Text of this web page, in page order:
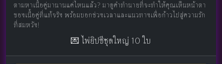
ตามหาเนื้อคู่มานานแค่ไหนแล้ว? มาดูคำทำนายที่จะทำให้คุณเห็นหน้าตา
ของเนื้อคู่ที่แท้จริง พร้อมบอกช่วงเวลาและแนวทางเพื่อก้าวไปสู่ความรัก
ที่สมหวัง!
💌 ไพ่ยิปซีชุดใหญ่ 10 ใบ